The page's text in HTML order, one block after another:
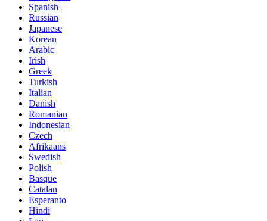
Spanish
Russian
Japanese
Korean
Arabic
Irish
Greek
Turkish
Italian
Danish
Romanian
Indonesian
Czech
Afrikaans
Swedish
Polish
Basque
Catalan
Esperanto
Hindi